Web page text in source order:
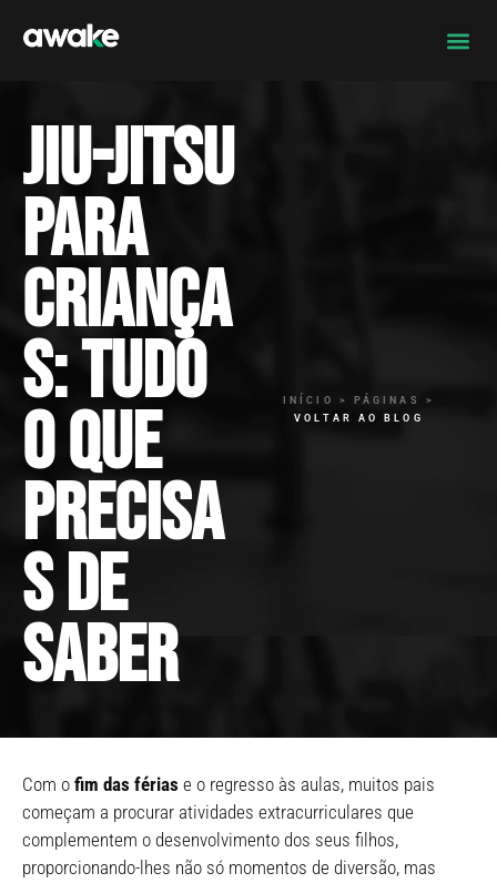
Jiu-Jitsu
para
criança
s: tudo
o que
precisa
s de
saber
INÍCIO > PÁGINAS >
VOLTAR AO BLOG
Com o fim das férias e o regresso às aulas, muitos pais
começam a procurar atividades extracurriculares que
complementem o desenvolvimento dos seus filhos,
proporcionando-lhes não só momentos de diversão, mas